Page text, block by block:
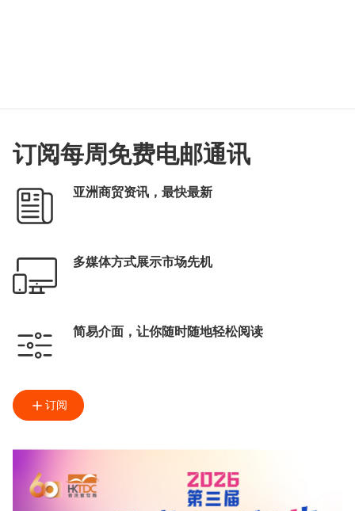
订阅每周免费电邮通讯
亚洲商贸资讯，最快最新
多媒体方式展示市场先机
简易介面，让你随时随地轻松阅读
订阅